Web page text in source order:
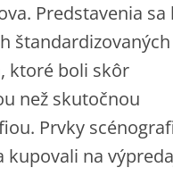
Predstavenia sa
štandardizovaných
ktoré boli skôr
než skutočnou
Prvky
kupovali na